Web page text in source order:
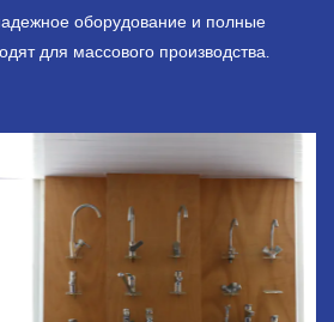
оборудование и полные
для массового производства.